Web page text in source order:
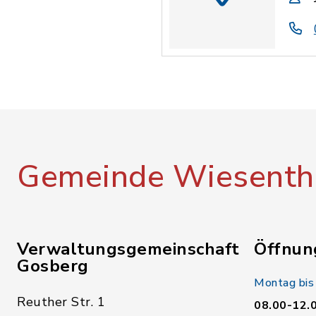
Gemeinde
Verwaltungsgemeinschaft
Gosberg
Reuther Str. 1
Montag
08.00-